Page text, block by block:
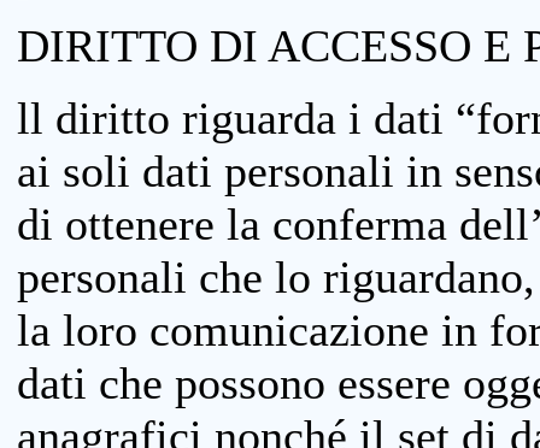
DIRITTO DI ACCESSO
ll diritto riguarda i dati
ai soli dati personali in
di ottenere la conferma
personali che lo
la loro comunicazione in
dati che possono essere
anagrafici nonché il set di